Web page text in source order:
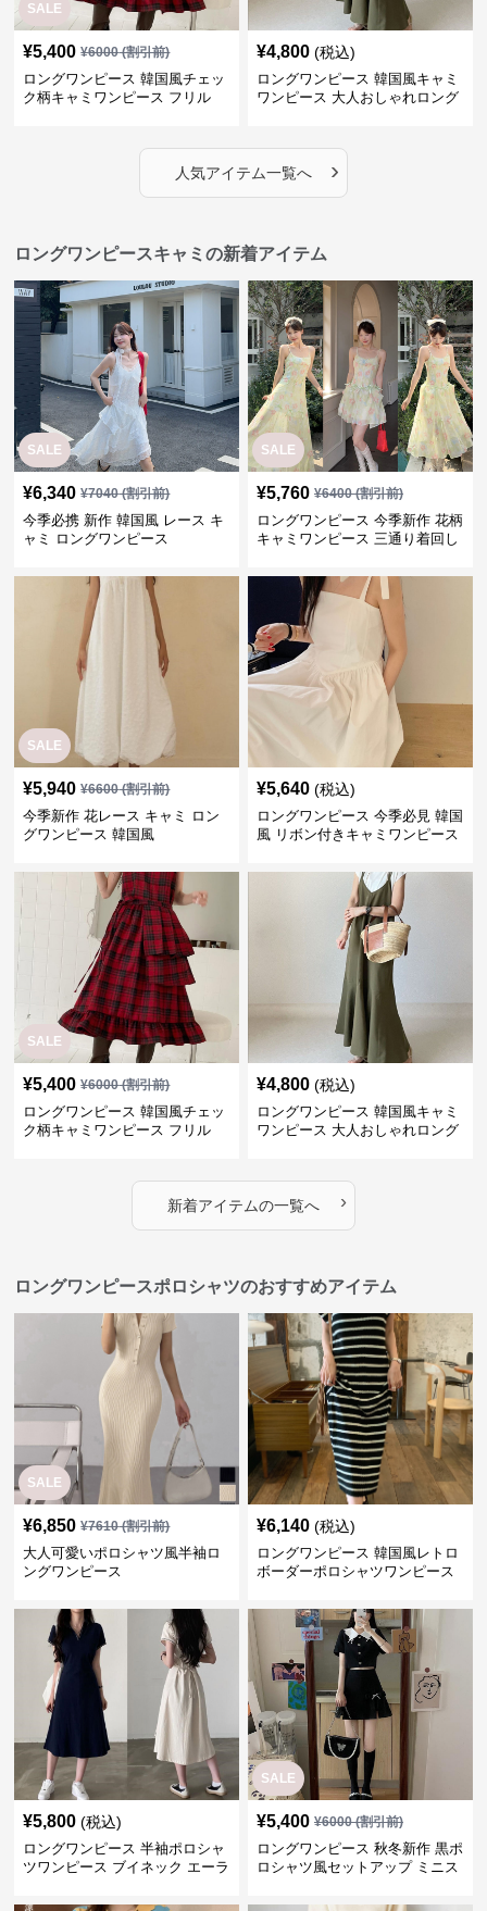
SALE
¥5,400 ¥6000(割引前)
ロングワンピース 韓国風チェッ
ク柄キャミワンピース フリル
¥4,800 (税込)
ロングワンピース 韓国風キャミ
ワンピース 大人おしゃれロング
人気アイテム一覧へ ›
ロングワンピースキャミの新着アイテム
SALE
¥6,340 ¥7040(割引前)
今季必携 新作 韓国風 レース キ
ャミ ロングワンピース
SALE
¥5,760 ¥6400(割引前)
ロングワンピース 今季新作 花柄
キャミワンピース 三通り着回し
SALE
¥5,940 ¥6600(割引前)
今季新作 花レース キャミ ロン
グワンピース 韓国風
¥5,640 (税込)
ロングワンピース 今季必見 韓国
風 リボン付きキャミワンピース
SALE
¥5,400 ¥6000(割引前)
ロングワンピース 韓国風チェッ
ク柄キャミワンピース フリル
¥4,800 (税込)
ロングワンピース 韓国風キャミ
ワンピース 大人おしゃれロング
新着アイテムの一覧へ ›
ロングワンピースポロシャツのおすすめアイテム
SALE
¥6,850 ¥7610(割引前)
大人可愛いポロシャツ風半袖ロ
ングワンピース
¥6,140 (税込)
ロングワンピース 韓国風レトロ
ボーダーポロシャツワンピース
¥5,800 (税込)
ロングワンピース 半袖ポロシャ
ツワンピース ブイネック エーラ
SALE
¥5,400 ¥6000(割引前)
ロングワンピース 秋冬新作 黒ポ
ロシャツ風セットアップ ミニス